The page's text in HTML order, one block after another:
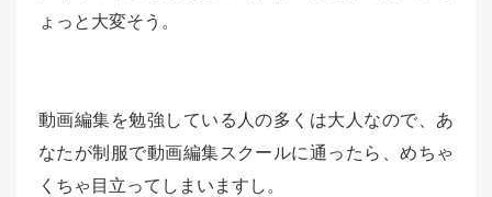
ょっと大変そう。
動画編集を勉強している人の多くは大人なので、あ
なたが制服で動画編集スクールに通ったら、めちゃ
くちゃ目立ってしまいますし。